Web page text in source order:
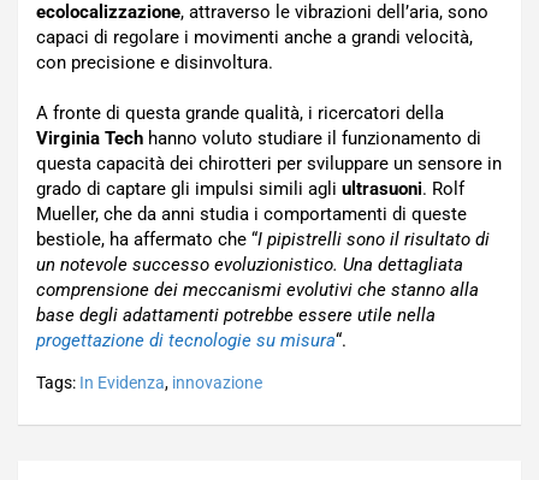
ecolocalizzazione, attraverso le vibrazioni dell’aria, sono
capaci di regolare i movimenti anche a grandi velocità,
con precisione e disinvoltura.
A fronte di questa grande qualità, i ricercatori della
Virginia Tech hanno voluto studiare il funzionamento di
questa capacità dei chirotteri per sviluppare un sensore in
grado di captare gli impulsi simili agli ultrasuoni. Rolf
Mueller, che da anni studia i comportamenti di queste
bestiole, ha affermato che “I pipistrelli sono il risultato di
un notevole successo evoluzionistico. Una dettagliata
comprensione dei meccanismi evolutivi che stanno alla
base degli adattamenti potrebbe essere utile nella
progettazione di tecnologie su misura“.
Tags: In Evidenza, innovazione